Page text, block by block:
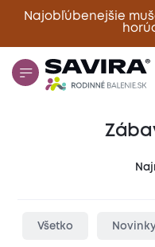
Najobľúbenejšie
Všetko